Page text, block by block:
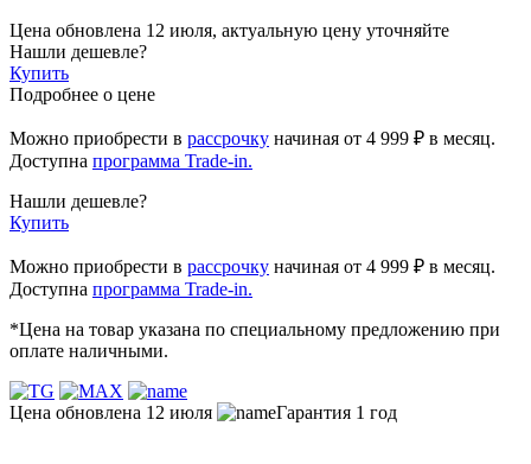
Цена обновлена 12 июля, актуальную цену уточняйте
Нашли дешевле?
Купить
Подробнее о цене
Можно приобрести в рассрочку начиная от 4 999 ₽ в месяц.
Доступна программа Trade-in.
Нашли дешевле?
Купить
Можно приобрести в рассрочку начиная от 4 999 ₽ в месяц.
Доступна программа Trade-in.
*Цена на товар указана по специальному предложению при
оплате наличными.
Цена обновлена 12 июля Гарантия 1 год